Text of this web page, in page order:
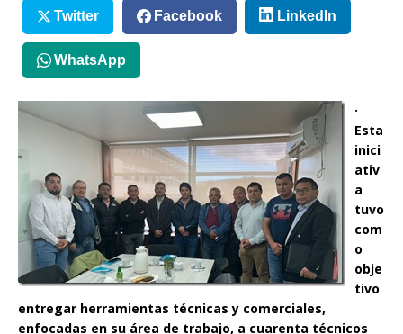
Twitter Facebook LinkedIn
WhatsApp
·
Esta
inici
ativ
a
tuvo
com
o
obje
tivo
entregar herramientas técnicas y comerciales,
enfocadas en su área de trabajo, a cuarenta técnicos